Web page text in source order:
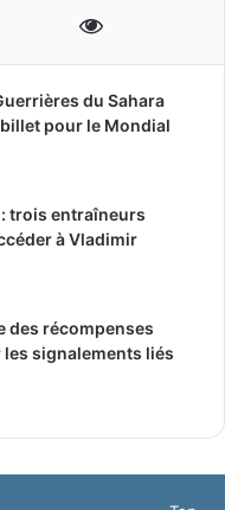
du Sahara
pour le Mondial
: trois entraîneurs
à Vladimir
des récompenses
signalements liés